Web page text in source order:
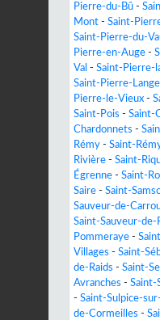
Pierre-du-Bû -
Mont - Saint-
Saint-Pierre-du-
Pierre-en-Auge -
Val - Saint-Pierre-
Saint-Pierre-
Pierre-le-Vieux -
Saint-Pois - Saint-
Chardonnets -
Rémy - Saint-
Rivière - Saint-
Égrenne - Saint-
Saire - Saint-
Sauveur-de-
Saint-Sauveur-
Pommeraye -
Villages - Saint-
de-Raids - Saint-
Avranches - Saint-
- Saint-Sulpice-
de-Cormeilles -